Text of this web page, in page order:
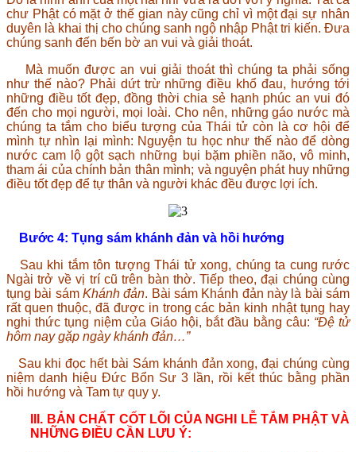
chư Phật có mặt ở thế gian này cũng chỉ vì một đại sự nhân
duyên là khai thị cho chúng sanh ngộ nhập Phật tri kiến. Đưa
chúng sanh đến bến bờ an vui và giải thoát.
Mà muốn được an vui giải thoát thì chúng ta phải sống
như thế nào? Phải dứt trừ những điều khổ đau, hướng tới
những điều tốt đẹp, đồng thời chia sẻ hạnh phúc an vui đó
đến cho mọi người, mọi loài. Cho nên, những gáo nước mà
chúng ta tắm cho biểu tượng của Thái tử còn là cơ hội để
mình tự nhìn lại mình: Nguyện tu học như thế nào để dòng
nước cam lộ gột sạch những bụi bặm phiền não, vô minh,
tham ái của chính bản thân mình; và nguyện phát huy những
điều tốt đẹp để tự thân và người khác đều được lợi ích.
Bước 4: Tụng sám khánh đản và hồi hướng
Sau khi tắm tôn tượng Thái tử xong, chúng ta cung rước
Ngài trở về vị trí cũ trên bàn thờ. Tiếp theo, đại chúng cùng
tụng bài sám Khánh đản. Bài sám Khánh đản này là bài sám
rất quen thuộc, đã được in trong các bản kinh nhật tụng hay
nghi thức tụng niệm của Giáo hội, bắt đầu bằng câu: “Đệ tử
hôm nay gặp ngày khánh đản…”
Sau khi đọc hết bài Sám khánh đản xong, đại chúng cùng
niệm danh hiệu Đức Bổn Sư 3 lần, rồi kết thúc bằng phần
hồi hướng và Tam tự quy y.
III. BẢN CHẤT CỐT LÕI CỦA NGHI LỄ TẮM PHẬT VÀ
NHỮNG ĐIỀU CẦN LƯU Ý: